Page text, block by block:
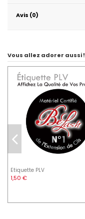
Avis (0)
Vous allez adorer aussi !
Etiquette PLV
1,50 €